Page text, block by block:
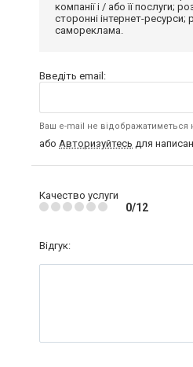
компанії і / або її послуги;
сторонні інтернет-ресурси;
самореклама.
Введіть email:
Ваш e-mail не відображатиметься
або Авторизуйтесь для
Качество услуги
0/12
Відгук: